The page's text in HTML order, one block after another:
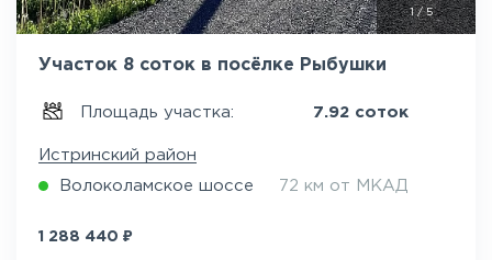
1/5
Участок 8 соток в посёлке Рыбушки
Площадь участка: 7.92 соток
Истринский район
Волоколамское шоссе 72 км от МКАД
1 288 440 ₽